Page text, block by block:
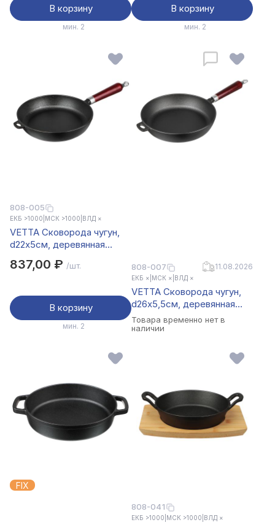
В корзину
мин. 2
В корзину
мин. 2
808-005
ЕКБ >1000 МСК >1000 ВЛД ×
VETTA Сковорода чугун,
d22х5см, деревянная
837,00 ₽ /шт.
В корзину
мин. 2
808-007 11.08.2026
ЕКБ × МСК × ВЛД ×
VETTA Сковорода чугун,
d26х5,5см, деревянная
ручка, индукция
Товара временно нет в
наличии
FIX
808-041
ЕКБ >1000 МСК >1000 ВЛД ×